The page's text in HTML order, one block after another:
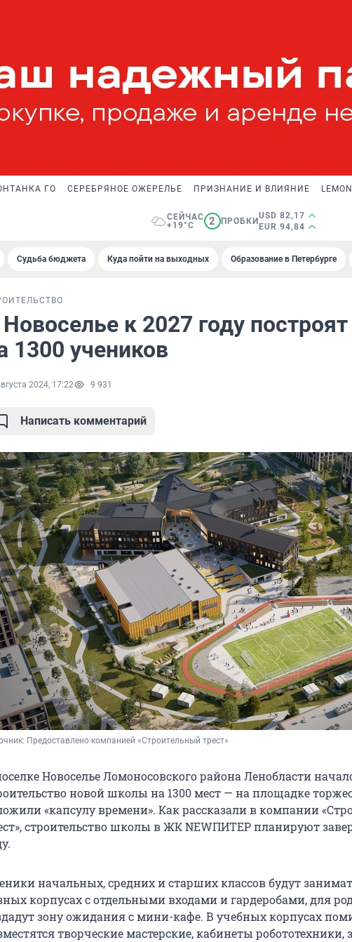
ГО СЕРЕБРЯНОЕ ОЖЕРЕЛЬЕ ПРИЗНАНИЕ И ВЛИЯНИЕ
СЕЙЧАС
+19°C
2 ПРОБКИ
USD 82,17
EUR 94,84
Судьба бюджета Куда пойти на выходных Образование в Петербурге
к 2027 году
1300 учеников
2024, 17:22 9 931
Написать комментарий
Предоставлено компанией «Строительный трест»
Новоселье Ломоносовского района Ленобласти
новой школы на 1300 мест — на площадке
«капсулу времени». Как рассказали в компании
строительство школы в ЖК NEWПИТЕР планируют
начальных, средних и старших классов будут
корпусах с отдельными входами и гардеробами, для
зону ожидания с мини-кафе. В учебных корпусах
творческие мастерские, кабинеты робототехники,